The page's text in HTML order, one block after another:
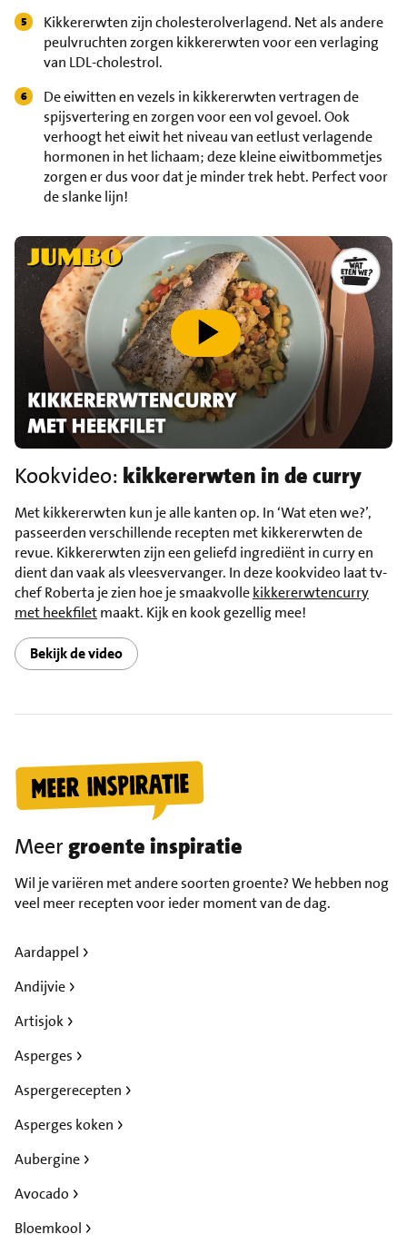
Kikkererwten zijn cholesterolverlagend. Net als andere
peulvruchten zorgen kikkererwten voor een verlaging
van LDL-cholestrol.
De eiwitten en vezels in kikkererwten vertragen de
spijsvertering en zorgen voor een vol gevoel. Ook
verhoogt het eiwit het niveau van eetlust verlagende
hormonen in het lichaam; deze kleine eiwitbommetjes
zorgen er dus voor dat je minder trek hebt. Perfect voor
de slanke lijn!
speel video af
Kookvideo: kikkererwten in de curry
Met kikkererwten kun je alle kanten op. In ‘Wat eten we?’,
passeerden verschillende recepten met kikkererwten de
revue. Kikkererwten zijn een geliefd ingrediënt in curry en
dient dan vaak als vleesvervanger. In deze kookvideo laat tv-
chef Roberta je zien hoe je smaakvollekikkererwtencurry
met heekfiletmaakt. Kijk en kook gezellig mee!
Bekijk de video
Meergroente inspiratie
Wil je variëren met andere soorten groente? We hebben nog
veel meer recepten voor ieder moment van de dag.
Aardappel
Andijvie
Artisjok
Asperges
Aspergerecepten
Asperges koken
Aubergine
Avocado
Bloemkool